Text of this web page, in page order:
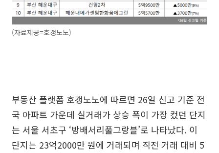
(자료제공=호갱노노)
부동산 플랫폼 호갱노노에 따르면 26일 신고 기준 전
국 아파트 가운데 실거래가 상승 폭이 가장 컸던 단지
는 서울 서초구 ‘방배서리풀그랑블’로 나타났다. 이
단지는 23억2000만 원에 거래되며 직전 거래 대비 5